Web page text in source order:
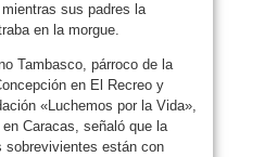
sus padres la
en la morgue.
Tambasco, párroco de la
en El Recreo y
«Luchemos por la Vida»,
Caracas, señaló que la
sobrevivientes están con